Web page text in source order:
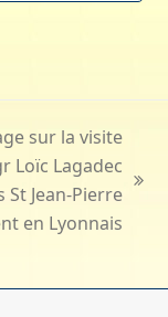
sur la visite
Loïc Lagadec
St Jean-Pierre
en Lyonnais